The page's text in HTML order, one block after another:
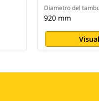
Diametro del
920 mm